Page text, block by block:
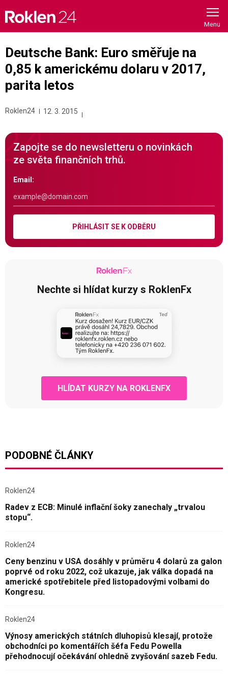
content
Deutsche Bank: Euro směřuje na
0,85 k americkému dolaru v 2017,
parita letos
Roklen24 12. 3. 2015
Zapojte se do newsletteru o novinkách
ze světa finančních trhů.
Email:
PŘIHLÁSIT SE K ODBĚRU
Nechte si hlídat kurzy s RoklenFx
HLÍDAT KURZY NA ROKLENFX
PODOBNÉ ČLÁNKY
Roklen24
Radev z ECB: Minulé inflační šoky zanechaly „trvalou
stopu“.
Roklen24
Ceny benzinu v USA dosáhly v průměru 4 dolarů za galon
poprvé od roku 2022, což ukazuje, jak válka dopadá na
americké spotřebitele před listopadovými volbami do
Kongresu.
Roklen24
Výnosy amerických státních dluhopisů klesají, protože
obchodníci po komentářích šéfa Fedu Powella
přehodnocují očekávání ohledně zvyšování sazeb Fedu.